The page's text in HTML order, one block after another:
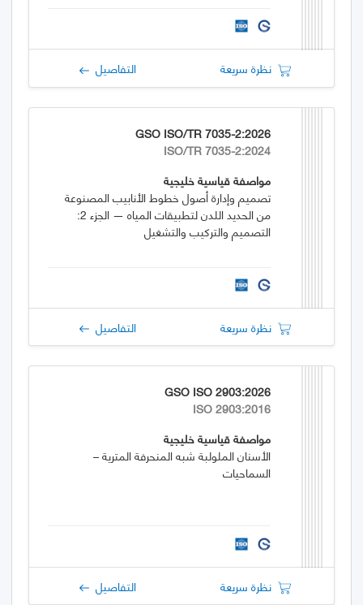
نظرة سريعة التفاصيل
GSO ISO/TR 7035-2:2026
ISO/TR 7035-2:2024
مواصفة قياسية خليجية
تصميم وإدارة أصول خطوط الأنابيب المصنوعة
من الحديد اللدن لتطبيقات المياه — الجزء 2:
التصميم والتركيب والتشغيل
نظرة سريعة التفاصيل
GSO ISO 2903:2026
ISO 2903:2016
مواصفة قياسية خليجية
الأسنان الملولبة شبه المنحرفة المترية –
السماحيات
نظرة سريعة التفاصيل